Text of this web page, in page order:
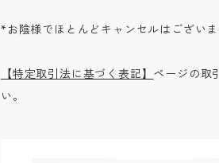
*お陰様でほとんどキャンセルはござい
【特定取引法に基づく表記】 ページの取
い。